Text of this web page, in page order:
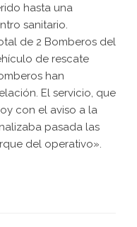
hasta una
sanitario.
de 2 Bomberos del
de rescate
han
El servicio, que
con el aviso a la
pasada las
del operativo».